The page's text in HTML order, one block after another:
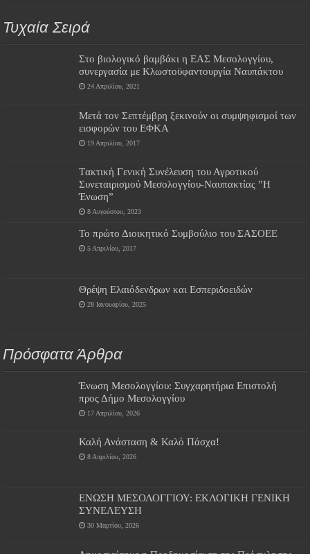
Τυχαία Σειρά
Στο βιολογικό βαμβάκι η ΕΑΣ Μεσολογγίου,
συνεργασία με Κλωστοϋφαντουργία Ναυπάκτου
24 Απριλίου, 2021
Μετά τον Σεπτέμβρη ξεκινούν οι συμψηφισμοί των
εισφορών του ΕΦΚΑ
19 Απριλίου, 2017
Tακτική Γενική Συνέλευση του Αγροτικού
Συνεταιρισμού Μεσολογγίου-Ναυπακτίας ”Η
Ένωση”
8 Αυγούστου, 2023
Το πρώτο Διοικητικό Συμβούλιο του ΣΑΣΟΕΕ
5 Απριλίου, 2017
Θρέψη Ελαιόδενδρων και Εσπεριδοειδών
28 Ιανουαρίου, 2025
Πρόσφατα Άρθρα
Ένωση Μεσολογγίου: Συγχαρητήρια Επιστολή
προς Δήμο Μεσολογγίου
17 Απριλίου, 2026
Καλή Ανάσταση & Καλό Πάσχα!
8 Απριλίου, 2026
ΕΝΩΣΗ ΜΕΣΟΛΟΓΓΙΟΥ: ΕΚΛΟΓΙΚΗ ΓΕΝΙΚΗ
ΣΥΝΕΛΕΥΣΗ
30 Μαρτίου, 2026